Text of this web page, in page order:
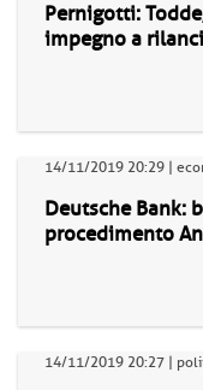
Pernigotti:
impegno a
14/11/2019 20:29 |
Deutsche Bank:
procedimento
14/11/2019 20:27 |